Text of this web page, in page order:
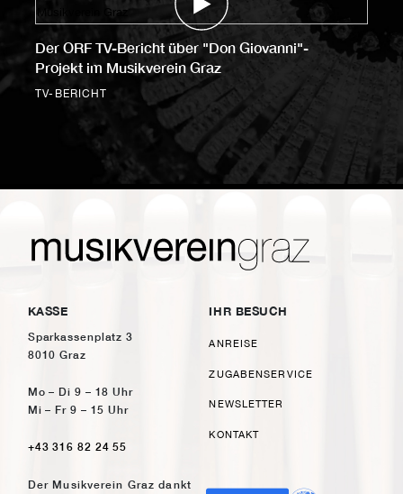
Der ORF TV-Bericht über "Don Giovanni"-
Projekt im Musikverein Graz
TV-BERICHT
KASSE
Sparkassenplatz 3
8010 Graz
Mo – Di 9 – 18 Uhr
Mi – Fr 9 – 15 Uhr
+43 316 82 24 55
IHR BESUCH
ANREISE
ZUGABENSERVICE
NEWSLETTER
KONTAKT
Der Musikverein Graz dankt